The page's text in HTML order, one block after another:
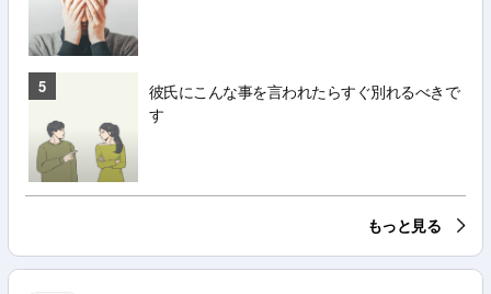
5
彼氏にこんな事を言われたらすぐ別れるべきで
す
もっと見る